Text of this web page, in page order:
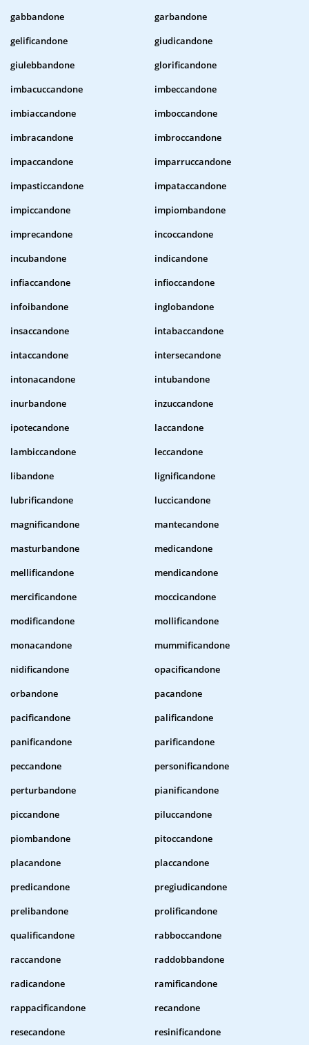
gabbandone
garbandone
gelificandone
giudicandone
giulebbandone
glorificandone
imbacuccandone
imbeccandone
imbiaccandone
imboccandone
imbracandone
imbroccandone
impaccandone
imparruccandone
impasticcandone
impataccandone
impiccandone
impiombandone
imprecandone
incoccandone
incubandone
indicandone
infiaccandone
infioccandone
infoibandone
inglobandone
insaccandone
intabaccandone
intaccandone
intersecandone
intonacandone
intubandone
inurbandone
inzuccandone
ipotecandone
laccandone
lambiccandone
leccandone
libandone
lignificandone
lubrificandone
luccicandone
magnificandone
mantecandone
masturbandone
medicandone
mellificandone
mendicandone
mercificandone
moccicandone
modificandone
mollificandone
monacandone
mummificandone
nidificandone
opacificandone
orbandone
pacandone
pacificandone
palificandone
panificandone
parificandone
peccandone
personificandone
perturbandone
pianificandone
piccandone
piluccandone
piombandone
pitoccandone
placandone
placcandone
predicandone
pregiudicandone
prelibandone
prolificandone
qualificandone
rabboccandone
raccandone
raddobbandone
radicandone
ramificandone
rappacificandone
recandone
resecandone
resinificandone